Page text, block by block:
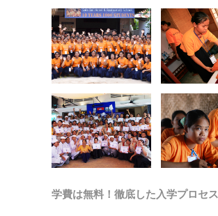
学費は無料！徹底した入学プロセス